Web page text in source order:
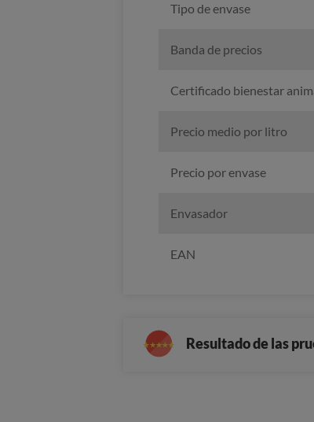
Tipo de envase
Banda de precios
Certificado bienestar
Precio medio por litro
Precio por envase
Envasador
EAN
Resultado de las